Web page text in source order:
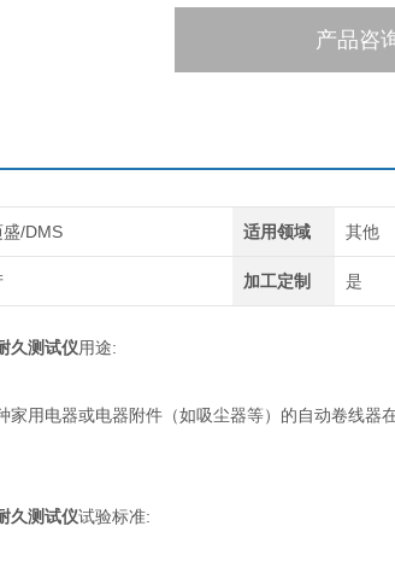
产品咨
盛/DMS 适用领域 其他
加工定制 是
久测试仪用途:
用电器或电器附件（如吸尘器等）的自动卷线器
久测试仪试验标准: